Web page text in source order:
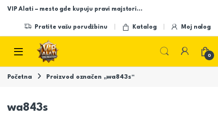
Skip to navigation
Skip to content
VIP Alati – mesto gde kupuju pravi majstori…
Pratite vašu porudžbinu Katalog Moj nalog
Open
0
Početna Proizvod označen „wa843s“
wa843s